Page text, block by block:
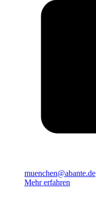
muenchen@abante.de
Mehr erfahren